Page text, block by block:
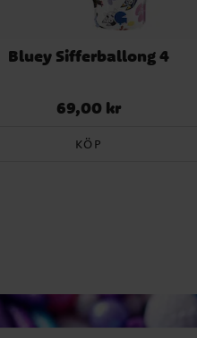
Bluey Sifferballong 4
Pris:69,00 kr
69,00 kr
KÖP